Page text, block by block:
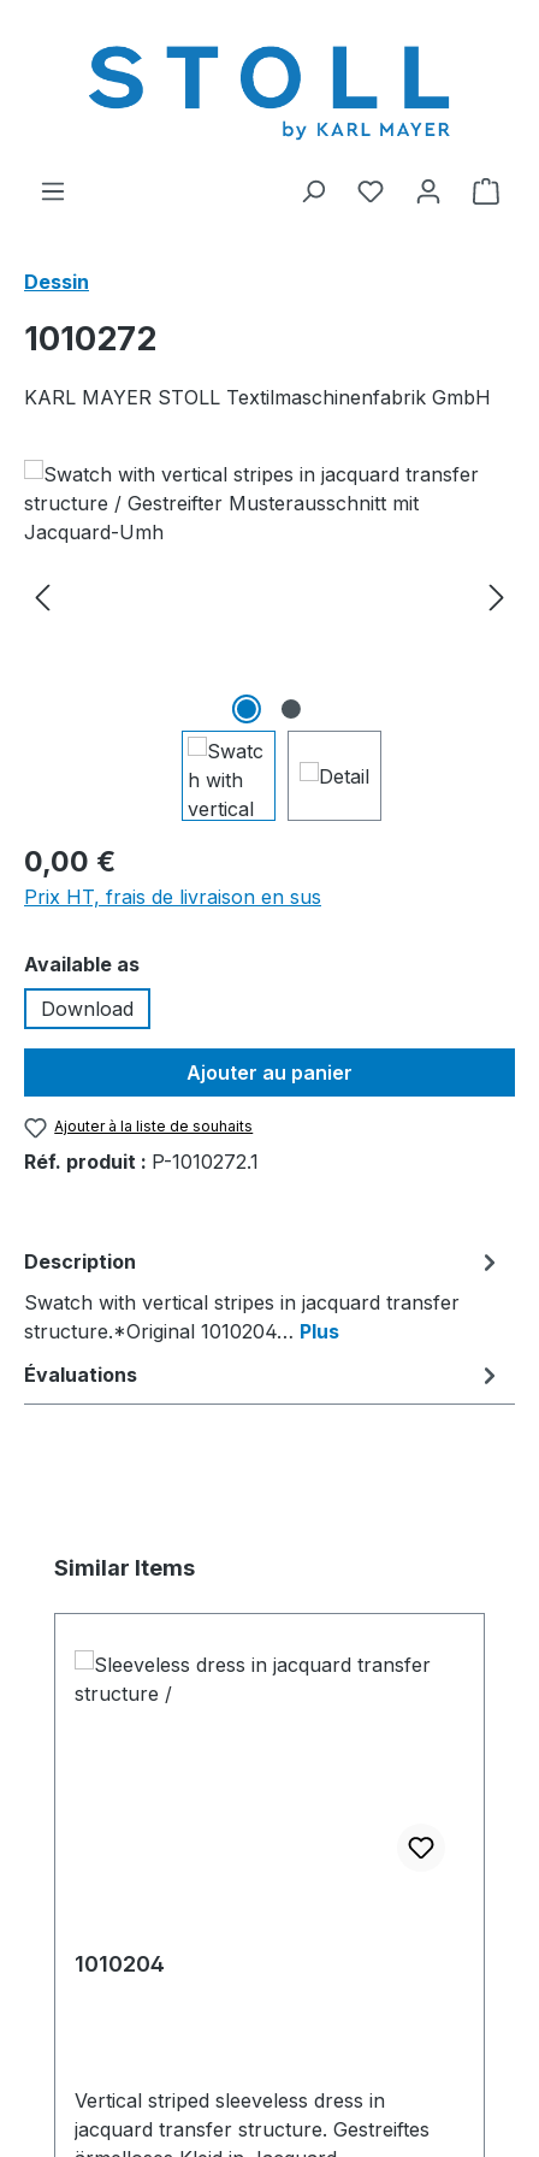
Vous avez 0Le
Dessin
1010272
KARL MAYER STOLL Textilmaschinenfabrik GmbH
Ignorer la galerie d'images
0,00 €
Prix HT, frais de livraison en sus
Sélectionnez
Available as
Download
Ajouter au panier
Ajouter à la liste de souhaits
Réf. produit : P-1010272.1
Description
Swatch with vertical stripes in jacquard transfer
structure.*Original 1010204… Plus
Évaluations
Ignorer la galerie de produits
Similar Items
1010204
Vertical striped sleeveless dress in
jacquard transfer structure. Gestreiftes